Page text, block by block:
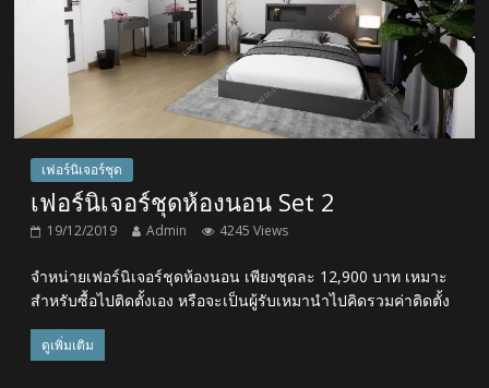
เฟอร์นิเจอร์ชุด
เฟอร์นิเจอร์ชุดห้องนอน Set 2
19/12/2019 Admin 4245 Views
จำหน่ายเฟอร์นิเจอร์ชุดห้องนอน เพียงชุดละ 12,900 บาท เหมาะ
สำหรับซื้อไปติดตั้งเอง หรือจะเป็นผู้รับเหมานำไปคิดรวมค่าติดตั้ง
ดูเพิ่มเติม